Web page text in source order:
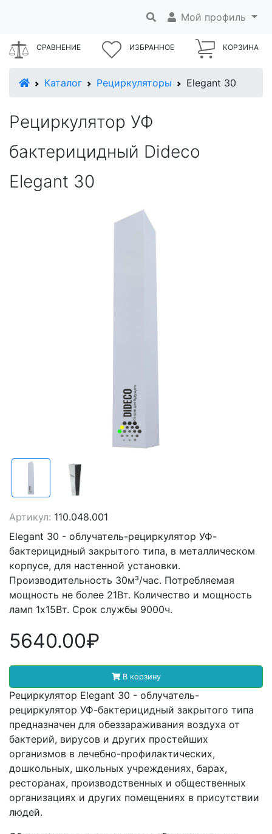
Мой профиль
СРАВНЕНИЕ ИЗБРАННОЕ КОРЗИНА
В начало
Каталог Рециркуляторы Elegant 30
Рециркулятор УФ
бактерицидный Dideco
Elegant 30
Артикул: 110.048.001
Elegant 30 - облучатель-рециркулятор УФ-
бактерицидный закрытого типа, в металлическом
корпусе, для настенной установки.
Производительность 30м³/час. Потребляемая
мощность не более 21Вт. Количество и мощность
ламп 1х15Вт. Срок службы 9000ч.
5640.00₽
В корзину
Рециркулятор Elegant 30 - облучатель-
рециркулятор УФ-бактерицидный закрытого типа
предназначен для обеззараживания воздуха от
бактерий, вирусов и других простейших
организмов в лечебно-профилактических,
дошкольных, школьных учреждениях, барах,
ресторанах, производственных и общественных
организациях и других помещениях в присутствии
людей.